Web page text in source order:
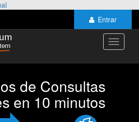
Entrar
Toggle
de Consultas
en 10 minutos